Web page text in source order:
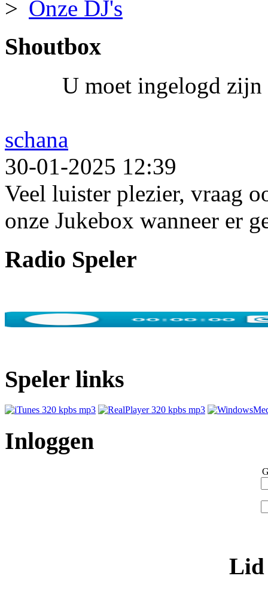
Onze DJ's
Shoutbox
U moet ingelogd zijn
schana
30-01-2025 12:39
Veel luister plezier, vraag
onze Jukebox wanneer er
Radio Speler
Speler links
Inloggen
Lid